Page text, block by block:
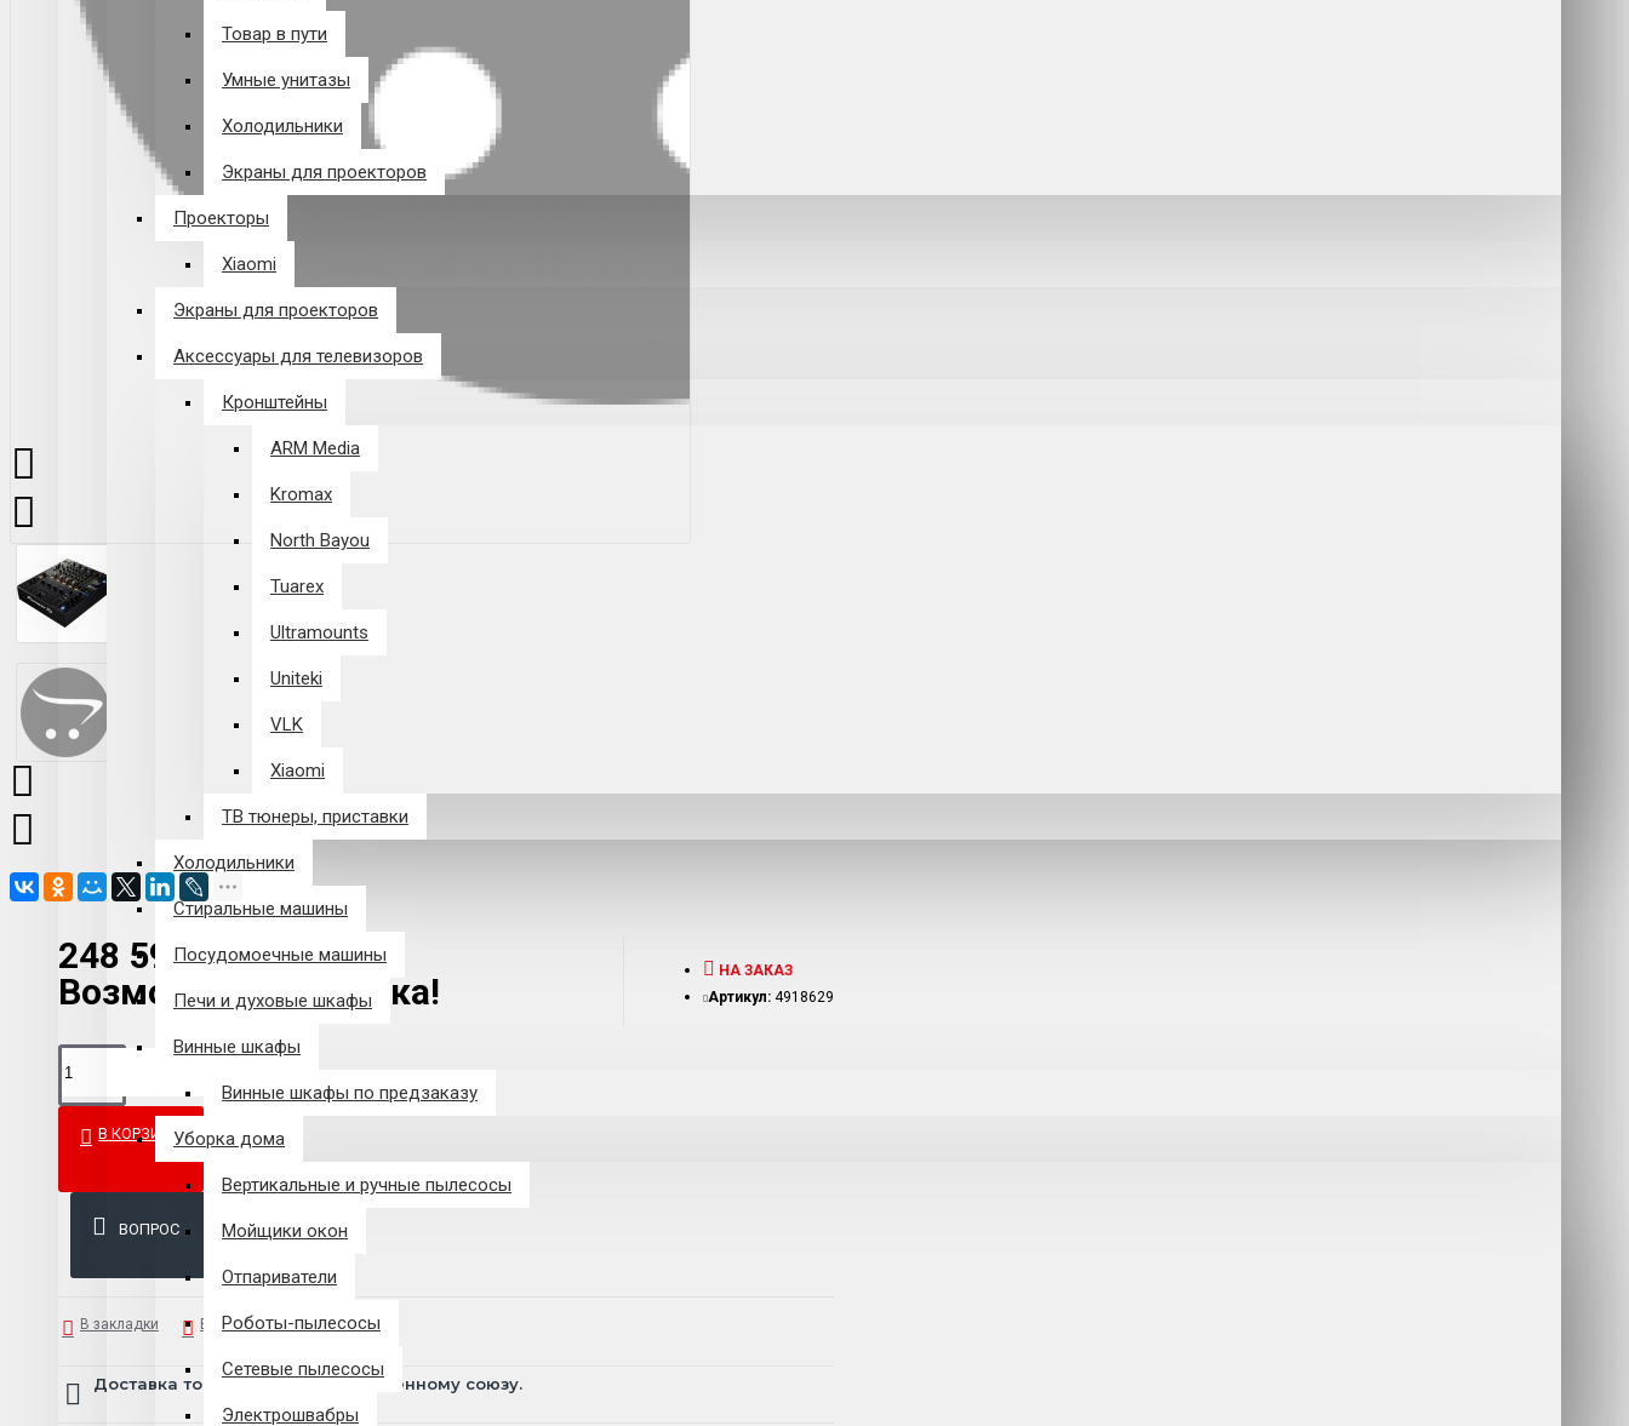
Товар в пути
Умные унитазы
Холодильники
Экраны для проекторов
Проекторы
Xiaomi
Экраны для проекторов
Аксессуары для телевизоров
Кронштейны
ARM Media
Kromax
North Bayou
Tuarex
Ultramounts
Uniteki
VLK
Xiaomi
ТВ тюнеры, приставки
Холодильники
Стиральные машины
Посудомоечные машины
Печи и духовые шкафы
Винные шкафы
Винные шкафы по предзаказу
Уборка дома
Вертикальные и ручные пылесосы
Мойщики окон
Отпариватели
Роботы-пылесосы
Сетевые пылесосы
Электрошвабры
248 599 р.
Возможна рассрочка!
НА ЗАКАЗ
Артикул: 4918629
В КОРЗИНУ
ВОПРОС
В закладки В сравнение
Доставка товара по всему Таможенному союзу.